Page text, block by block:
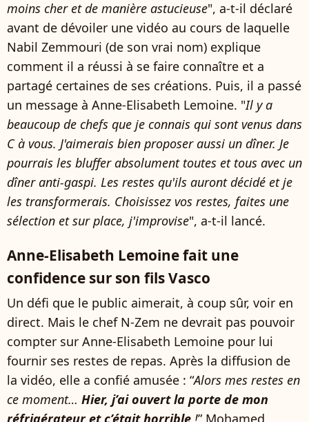
moins cher et de manière astucieuse", a-t-il déclaré
avant de dévoiler une vidéo au cours de laquelle
Nabil Zemmouri (de son vrai nom) explique
comment il a réussi à se faire connaître et a
partagé certaines de ses créations. Puis, il a passé
un message à Anne-Elisabeth Lemoine. "Il y a
beaucoup de chefs que je connais qui sont venus dans
C à vous. J'aimerais bien proposer aussi un dîner. Je
pourrais les bluffer absolument toutes et tous avec un
dîner anti-gaspi. Les restes qu'ils auront décidé et je
les transformerais. Choisissez vos restes, faites une
sélection et sur place, j'improvise", a-t-il lancé.
Anne-Elisabeth Lemoine fait une
confidence sur son fils Vasco
Un défi que le public aimerait, à coup sûr, voir en
direct. Mais le chef N-Zem ne devrait pas pouvoir
compter sur Anne-Elisabeth Lemoine pour lui
fournir ses restes de repas. Après la diffusion de
la vidéo, elle a confié amusée : “Alors mes restes en
ce moment… Hier, j’ai ouvert la porte de mon
réfrigérateur et c’était horrible !” Mohamed